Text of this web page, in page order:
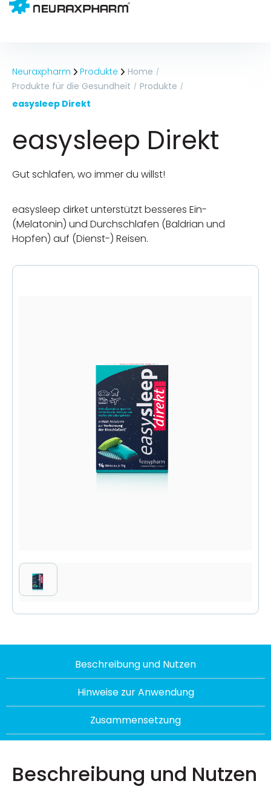
Neuraxpharm Produkte Home /
Produkte für die Gesundheit / Produkte /
easysleep Direkt
easysleep Direkt
Gut schlafen, wo immer du willst!
easysleep dirket unterstützt besseres Ein-
(Melatonin) und Durchschlafen (Baldrian und
Hopfen) auf (Dienst-) Reisen.
Beschreibung und Nutzen
Hinweise zur Anwendung
Zusammensetzung
Beschreibung und Nutzen